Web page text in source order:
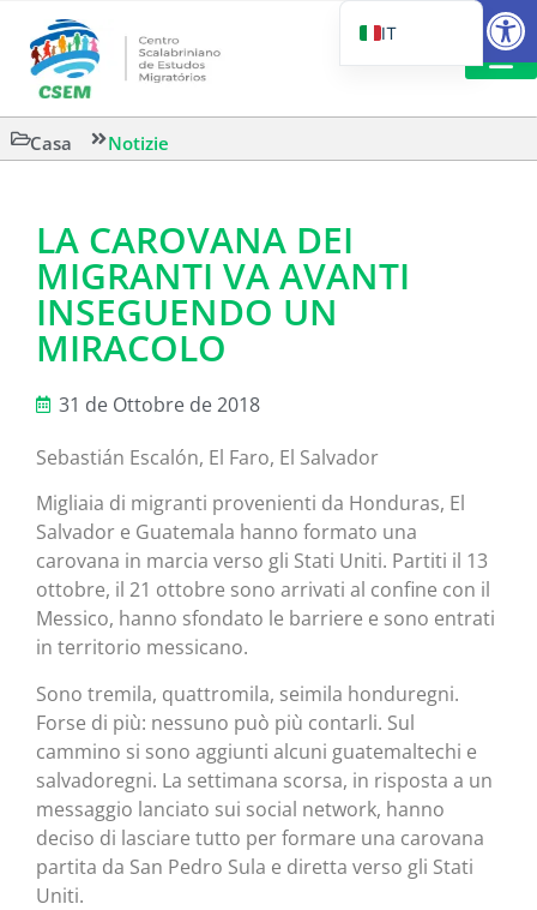
Casa Notizie
LA CAROVANA DEI
MIGRANTI VA AVANTI
INSEGUENDO UN
MIRACOLO
31 de Ottobre de 2018
Sebastián Escalón, El Faro, El Salvador
Migliaia di migranti provenienti da Honduras, El
Salvador e Guatemala hanno formato una
carovana in marcia verso gli Stati Uniti. Partiti il 13
ottobre, il 21 ottobre sono arrivati al confine con il
Messico, hanno sfondato le barriere e sono entrati
in territorio messicano.
Sono tremila, quattromila, seimila honduregni.
Forse di più: nessuno può più contarli. Sul
cammino si sono aggiunti alcuni guatemaltechi e
salvadoregni. La settimana scorsa, in risposta a un
messaggio lanciato sui social network, hanno
deciso di lasciare tutto per formare una carovana
partita da San Pedro Sula e diretta verso gli Stati
Uniti.
IT
EN